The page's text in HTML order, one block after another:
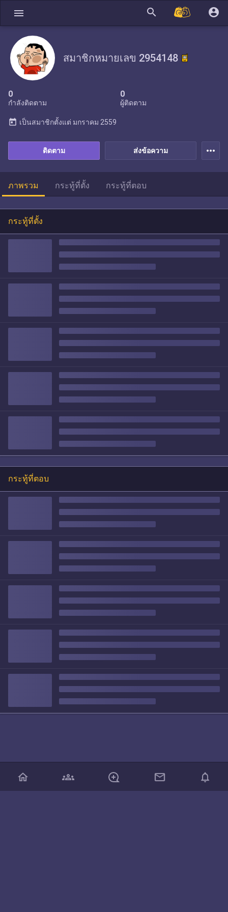
menu search account_circle
สมาชิกหมายเลข 2954148
0
กำลังติดตาม
0
ผู้ติดตาม
ส่งข้อความ
ติดตาม
today เป็นสมาชิกตั้งแต่ มกราคม 2559
more_horiz
ภาพรวม กระทู้ที่ตั้ง กระทู้ที่ตอบ
กระทู้ที่ตั้ง
กระทู้ที่ตอบ